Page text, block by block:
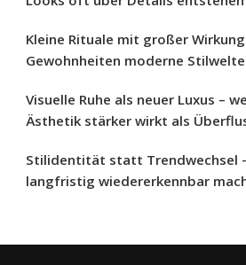
Kleine Rituale mit großer
Gewohnheiten moderne
Visuelle Ruhe als neuer Luxus –
Ästhetik stärker wirkt als
Stilidentität statt Trendwechsel
langfristig wiedererkennbar